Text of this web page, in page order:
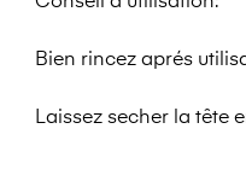
Bien rincez aprés
Laissez secher la tête